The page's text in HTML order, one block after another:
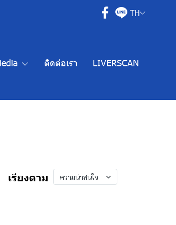
TH
ติดต่อเรา LIVERSCAN
เรียงตาม ความน่าสนใจ